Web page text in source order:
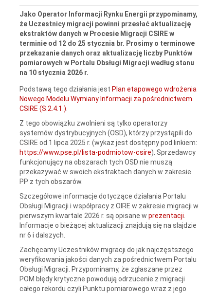
Jako Operator Informacji Rynku Energii przypominamy,
że Uczestnicy migracji powinni przesłać aktualizację
ekstraktów danych w Procesie Migracji CSIRE w
terminie od 12 do 25 stycznia br. Prosimy o terminowe
przekazanie danych oraz aktualizację liczby Punktów
pomiarowych w Portalu Obsługi Migracji według stanu
na 10 stycznia 2026 r.
Podstawą tego działania jest Plan etapowego wdrożenia
Nowego Modelu Wymiany Informacji za pośrednictwem
CSIRE (S.2.4.1.)
Z tego obowiązku zwolnieni są tylko operatorzy
systemów dystrybucyjnych (OSD), którzy przystąpili do
CSIRE od 1 lipca 2025 r. (wykaz jest dostępny pod linkiem:
https://www.pse.pl/lista-podmiotow-csire). Sprzedawcy
funkcjonujący na obszarach tych OSD nie muszą
przekazywać w swoich ekstraktach danych w zakresie
PP z tych obszarów.
Szczegółowe informacje dotyczące działania Portalu
Obsługi Migracji i współpracy z OIRE w zakresie migracji w
pierwszym kwartale 2026 r. są opisane w prezentacji
Informacje o bieżącej aktualizacji znajdują się na slajdzie
nr 6 i dalszych.
Zachęcamy Uczestników migracji do jak najczęstszego
weryfikowania jakości danych za pośrednictwem Portalu
Obsługi Migracji. Przypominamy, że zgłaszane przez
POM błędy krytyczne powodują odrzucenie z migracji
całego rekordu czyli Punktu pomiarowego wraz z jego